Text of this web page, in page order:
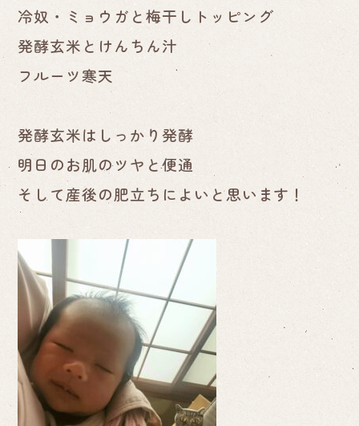
冷奴・ミョウガと梅干しトッピング
発酵玄米とけんちん汁
フルーツ寒天
発酵玄米はしっかり発酵
明日のお肌のツヤと便通
そして産後の肥立ちによいと思います！